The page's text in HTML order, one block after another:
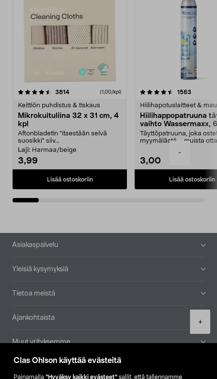
Clas Ohlson käyttää evästeitä
Painamalla ”Hyväksy kaikki evästeet” sallit, että tallennamme
-
+
3814arvostelut (1,00/kpl)
Keittiön puhdistus & tiskaus
Mikrokuituliina 32 x 31 cm, 4
kpl
Aftonbladetin "itsestään selvä
suosikki" siiv...
Laji: Harmaa/beige
3,99
Lisää ostoskoriin
4.5viidestä
1563
Hiilihapotuslaitteet &
Hiilihappopatruuna
vaihto Wassermaxx,
Täyttöpatruuna, joka
myymälästä – muista
3,00
Lisää ostoskoriin
4.5viidestä
Alatunniste
Asiakaspalvelu
Yleisiä kysymyksiä
Tietoa meistä
Ajankohtaista
Muut yrityksemme
Etsi myymälä